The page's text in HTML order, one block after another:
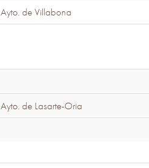
Ayto. de Villabona
Ayto. de Lasarte-Oria